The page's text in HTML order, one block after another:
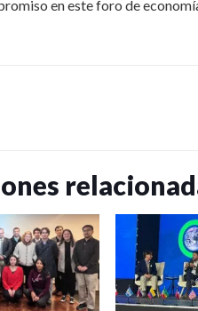
en este foro de